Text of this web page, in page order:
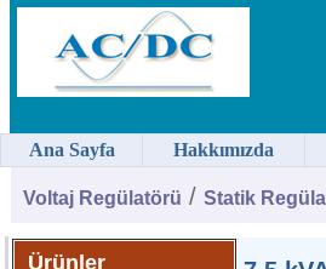
Voltaj Regülatörü / Statik
Ürünler
Ana Sayfa Hakkımızda